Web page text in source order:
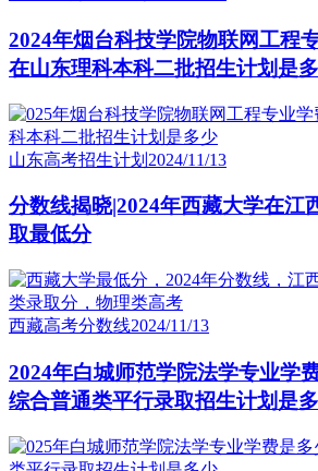
2024年烟台科技学院物联网工程
在山东理科本科二批招生计划是
山东高考招生计划 2024/11/13
分数线揭晓|2024年西藏大学在江
取最低分
西藏高考分数线2024/11/13
2024年白城师范学院法学专业学
综合普通类平行录取招生计划是